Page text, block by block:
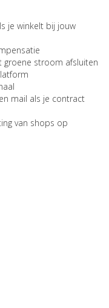
je winkelt bij jouw
groene stroom afsluiten
mail als je contract
van shops op